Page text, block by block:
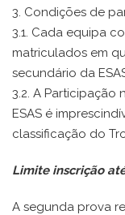
3. Condições de
3.1. Cada equipa
matriculados em
secundário da
3.2. A Participação
ESAS é
classificação do
Limite inscrição
A segunda prova